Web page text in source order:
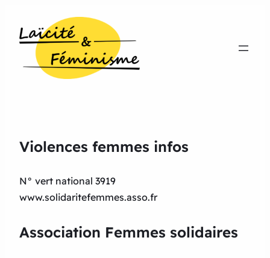
Violences femmes infos
N° vert national 3919
www.solidaritefemmes.asso.fr
Association Femmes solidaires